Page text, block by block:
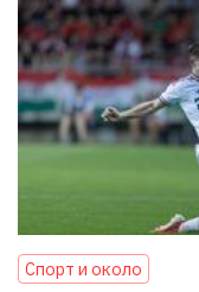
Спорт и около